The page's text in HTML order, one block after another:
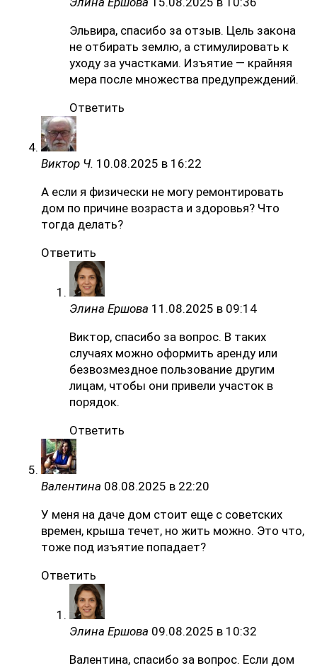
Эльвира, спасибо за отзыв. Цель закона
не отбирать землю, а стимулировать к
уходу за участками. Изъятие — крайняя
мера после множества предупреждений.
Ответить
Виктор Ч. 10.08.2025 в 16:22
А если я физически не могу ремонтировать
дом по причине возраста и здоровья? Что
тогда делать?
Ответить
Элина Ершова 11.08.2025 в 09:14
Виктор, спасибо за вопрос. В таких
случаях можно оформить аренду или
безвозмездное пользование другим
лицам, чтобы они привели участок в
порядок.
Ответить
Валентина 08.08.2025 в 22:20
У меня на даче дом стоит еще с советских
времен, крыша течет, но жить можно. Это что,
тоже под изъятие попадает?
Ответить
Элина Ершова 09.08.2025 в 10:32
Валентина, спасибо за вопрос. Если дом